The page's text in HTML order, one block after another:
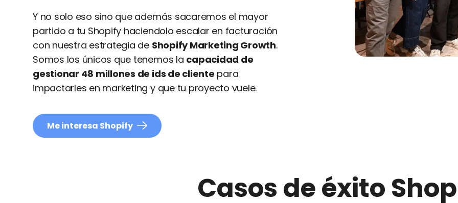
Y no solo eso sino que además sacaremos el mayor
partido a tu Shopify haciendolo escalar en facturación
con nuestra estrategia de Shopify Marketing Growth.
Somos los únicos que tenemos la capacidad de
gestionar 48 millones de ids de cliente para
impactarles en marketing y que tu proyecto vuele.
Me interesa Shopify
Casos de éxito